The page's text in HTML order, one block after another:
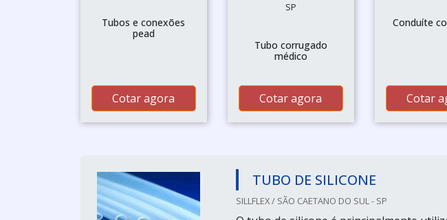
Tubos e conexões
pead
Cotar agora
SP
Tubo corrugado
médico
Cotar agora
Conduíte
Cotar
TUBO DE SILICONE
SILLFLEX / SÃO CAETANO DO SUL - SP